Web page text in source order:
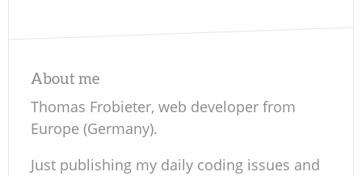
About me
Thomas Frobieter, web developer from
Europe (Germany).
Just publishing my daily coding issues and